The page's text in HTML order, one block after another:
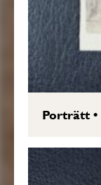
Porträtt•